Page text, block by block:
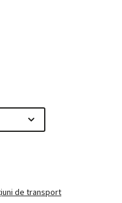
de transport